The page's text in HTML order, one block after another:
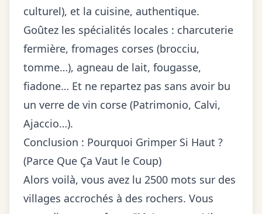
culturel), et la cuisine, authentique.
Goûtez les spécialités locales : charcuterie
fermière, fromages corses (brocciu,
tomme…), agneau de lait, fougasse,
fiadone… Et ne repartez pas sans avoir bu
un verre de vin corse (Patrimonio, Calvi,
Ajaccio…).
Conclusion : Pourquoi Grimper Si Haut ?
(Parce Que Ça Vaut le Coup)
Alors voilà, vous avez lu 2500 mots sur des
villages accrochés à des rochers. Vous